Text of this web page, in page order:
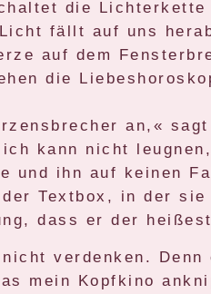
die
fällt auf uns
auf dem
die
an,«
ich kann nicht
und ihn auf keinen
der Textbox, in der
dass er der
verdenken.
mein Kopfkino